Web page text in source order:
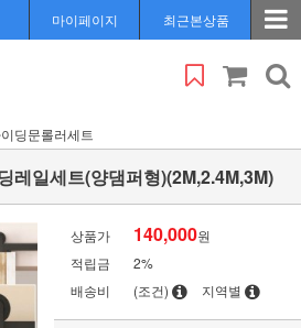
마이페이지 최근본상품
딩문롤러세트
레일세트(양댐퍼형)(2M,2.4M,3M)
상품가 140,000원
적립금
2%
배송비
(조건) 지역별